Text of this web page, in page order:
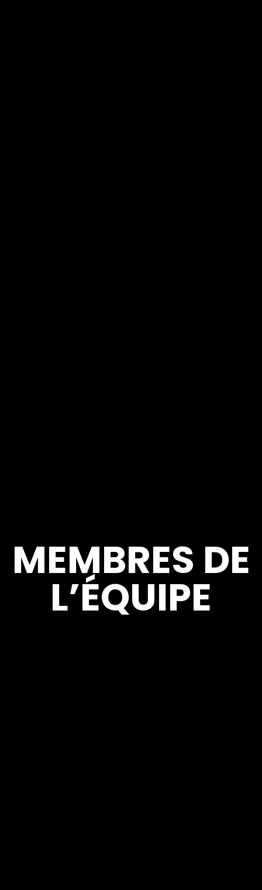
MEMBRES DE
L’ÉQUIPE